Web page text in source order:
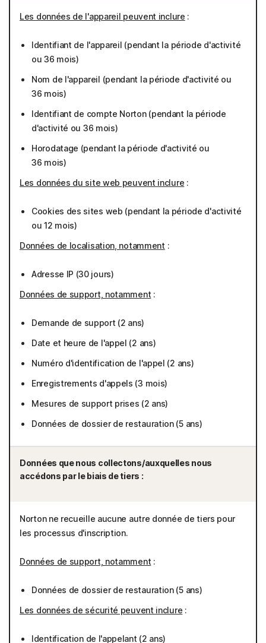
Les données de l'appareil peuvent inclure :
Identifiant de l'appareil (pendant la période d'activité
ou 36 mois)
Nom de l'appareil (pendant la période d'activité ou
36 mois)
Identifiant de compte Norton (pendant la période
d'activité ou 36 mois)
Horodatage (pendant la période d'activité ou
36 mois)
Les données du site web peuvent inclure :
Cookies des sites web (pendant la période d'activité
ou 12 mois)
Données de localisation, notamment :
Adresse IP (30 jours)
Données de support, notamment :
Demande de support (2 ans)
Date et heure de l'appel (2 ans)
Numéro d'identification de l'appel (2 ans)
Enregistrements d'appels (3 mois)
Mesures de support prises (2 ans)
Données de dossier de restauration (5 ans)
Données que nous collectons/auxquelles nous
accédons par le biais de tiers :
Norton ne recueille aucune autre donnée de tiers pour
les processus d'inscription.
Données de support, notamment :
Données de dossier de restauration (5 ans)
Les données de sécurité peuvent inclure :
Identification de l'appelant (2 ans)